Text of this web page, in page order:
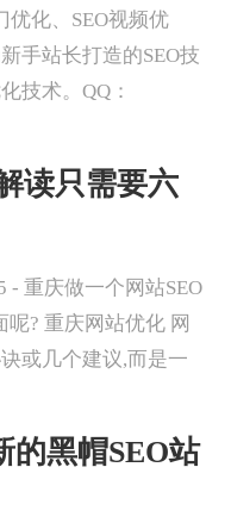
优化、SEO视频优
手站长打造的SEO技
技术。QQ：
读只需要六
- 重庆做一个网站SEO
? 重庆网站优化 网
或几个建议,而是一
的黑帽SEO站